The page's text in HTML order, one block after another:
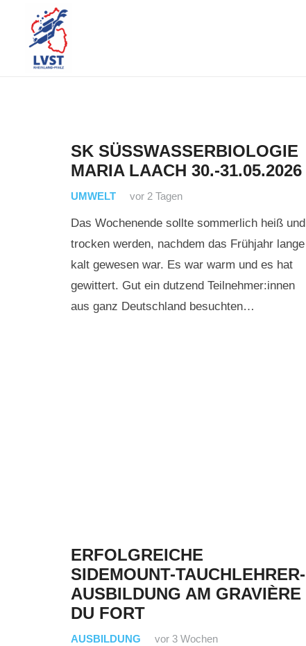
SK SÜSSWASSERBIOLOGIE M
ARIA LAACH 30.-31.05.2026
UMWELT vor 2 Tagen
Das Wochenende sollte sommerlich heiß und
trocken werden, nachdem das Frühjahr lange
kalt gewesen war. Es war warm und es hat
gewittert. Gut ein dutzend Teilnehmer:innen
aus ganz Deutschland besuchten…
ERFOLGREICHE
SIDEMOUNT-TAUCHLEHRER-
AUSBILDUNG AM GRAVIÈRE
DU FORT
AUSBILDUNG vor 3 Wochen